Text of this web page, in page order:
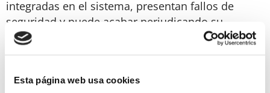
Esta página web usa cookies
integradas en el sistema, presentan fallos de
seguridad y puede acabar perjudicando su
negocio.
piensa.